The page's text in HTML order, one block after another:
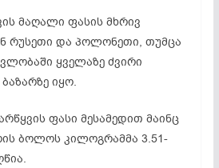
მაღალი ფასის მხრივ
რუსეთი და პოლონეთი, თუმცა
ყველაზე ძვირი
იყო.
ფასი მესამედით მაინც
ბოლოს კილოგრამმა 3.51-